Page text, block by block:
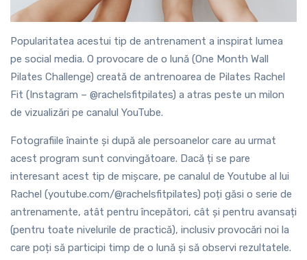
Popularitatea acestui tip de antrenament a inspirat lumea
pe social media. O provocare de o lună (One Month Wall
Pilates Challenge) creată de antrenoarea de Pilates Rachel
Fit (Instagram – @rachelsfitpilates) a atras peste un milon
de vizualizări pe canalul YouTube.
Fotografiile înainte și după ale persoanelor care au urmat
acest program sunt convingătoare. Dacă ți se pare
interesant acest tip de mișcare, pe canalul de Youtube al lui
Rachel (youtube.com/@rachelsfitpilates) poți găsi o serie de
antrenamente, atât pentru începători, cât și pentru avansați
(pentru toate nivelurile de practică), inclusiv provocări noi la
care poți să participi timp de o lună și să observi rezultatele.